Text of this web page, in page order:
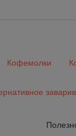
Кофемолки